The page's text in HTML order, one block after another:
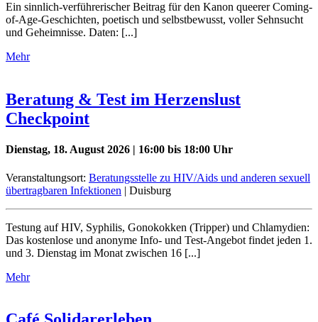
Ein sinnlich-verführerischer Beitrag für den Kanon queerer Coming-
of-Age-Geschichten, poetisch und selbstbewusst, voller Sehnsucht
und Geheimnisse. Daten: [...]
Mehr
Beratung & Test im Herzenslust
Checkpoint
Dienstag, 18. August 2026 | 16:00 bis 18:00 Uhr
Veranstaltungsort: Beratungsstelle zu HIV/Aids und anderen sexuell
übertragbaren Infektionen | Duisburg
Testung auf HIV, Syphilis, Gonokokken (Tripper) und Chlamydien:
Das kostenlose und anonyme Info- und Test-Angebot findet jeden 1.
und 3. Dienstag im Monat zwischen 16 [...]
Mehr